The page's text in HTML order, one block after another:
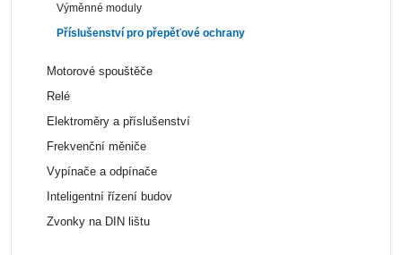
Výměnné moduly
Příslušenství pro přepěťové ochrany
Motorové spouštěče
Relé
Elektroměry a příslušenství
Frekvenční měniče
Vypínače a odpínače
Inteligentní řízení budov
Zvonky na DIN lištu